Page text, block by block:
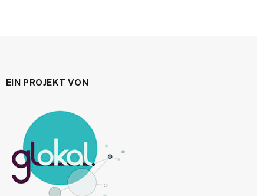
EIN PROJEKT VON